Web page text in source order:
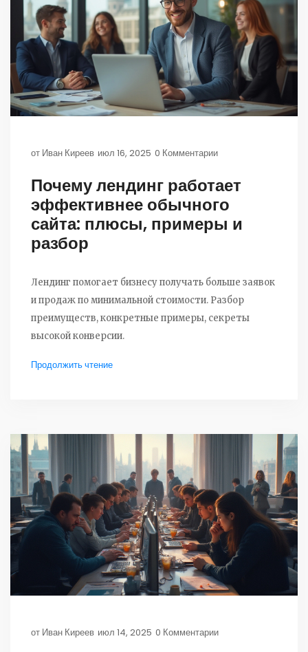
от Иван Киреев июл 16, 2025 0 Комментарии
Почему лендинг работает
эффективнее обычного
сайта: плюсы, примеры и
разбор
Лендинг помогает бизнесу получать больше заявок
и продаж по минимальной стоимости. Разбор
преимуществ, конкретные примеры, секреты
высокой конверсии.
Продолжить чтение
от Иван Киреев июл 14, 2025 0 Комментарии